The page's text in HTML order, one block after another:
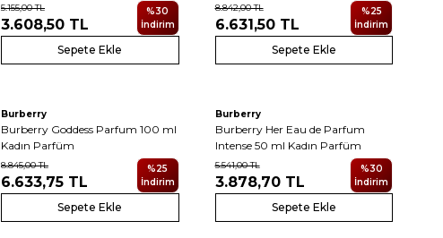
5.155,00TL
3.608,50 TL
%30
İndirim
Sepete Ekle
8.842,00TL
6.631,50TL
%25
İndirim
Sepete Ekle
Burberry
Burberry Goddess Parfum 100 ml
Kadın Parfüm
8.845,00TL
6.633,75 TL
%25
İndirim
Sepete Ekle
Burberry
Burberry Her Eau de Parfum
Intense 50 ml Kadın Parfüm
5.541,00TL
3.878,70TL
%30
İndirim
Sepete Ekle